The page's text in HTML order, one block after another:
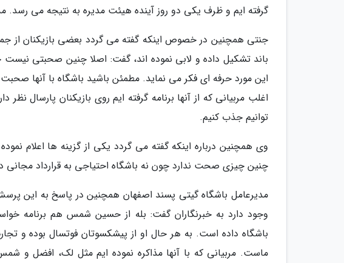
گرفته ایم و ظرف یکی دو روز آینده هیئت مدیره به نتیجه می
جنتی همچنین در خصوص اینکه گفته می گردد بعضی بازیکنان از
باند تشکیل داده و لابی نموده اند، گفت: اصلا چنین صحبتی
این مورد حرفه ای فکر می نماید. مطمئن باشید باشگاه با آنها
اغلب مربیانی که از آنها برنامه گرفته ایم روی بازیکنان پارسال
توانیم جذب کنیم.
وی همچنین درباره اینکه گفته می گردد یکی از گزینه ها اعلام
چنین چیزی صحت ندارد چون نه باشگاه احتیاجی به قرارداد
مدیرعامل باشگاه گیتی پسند اصفهان همچنین در پاسخ به این
وجود دارد به خبرنگاران گفت: بله از حسین شمس هم برنامه
باشگاه داده است. به هر حال او از پیشکسوتان فوتسال بوده و
ماست. مربیانی که با آنها مذاکره نموده ایم مثل لک، افضل و